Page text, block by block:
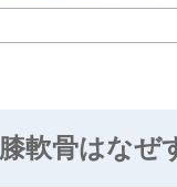
膝軟骨はなぜ